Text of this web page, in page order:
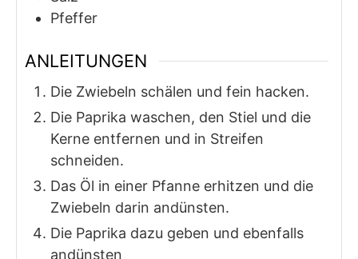
Pfeffer
ANLEITUNGEN
Die Zwiebeln schälen und fein hacken.
Die Paprika waschen, den Stiel und die
Kerne entfernen und in Streifen
schneiden.
Das Öl in einer Pfanne erhitzen und die
Zwiebeln darin andünsten.
Die Paprika dazu geben und ebenfalls
andünsten